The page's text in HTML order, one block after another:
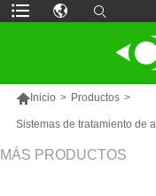
Inicio > Productos >
Sistemas de tratamiento de
MÁS PRODUCTOS